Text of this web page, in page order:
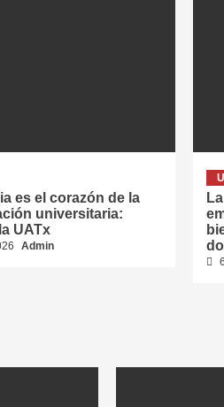
es el corazón de la
universitaria:
UATx
Admin